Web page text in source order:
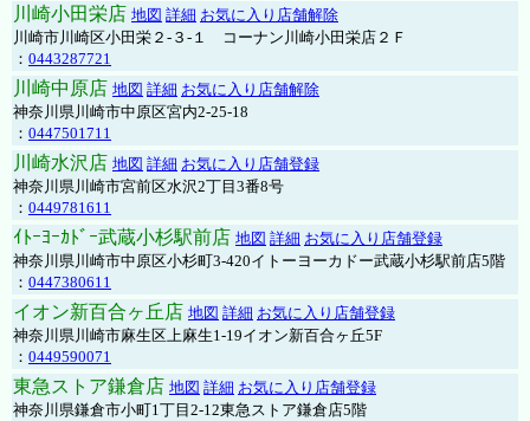
川崎小田栄店 地図 詳細 お気に入り店舗解除
川崎市川崎区小田栄２‐３‐１ コーナン川崎小田栄店２Ｆ
： 0443287721
川崎中原店 地図 詳細 お気に入り店舗解除
神奈川県川崎市中原区宮内2-25-18
： 0447501711
川崎水沢店 地図 詳細 お気に入り店舗登録
神奈川県川崎市宮前区水沢2丁目3番8号
： 0449781611
ｲﾄｰﾖｰｶﾄﾞｰ武蔵小杉駅前店 地図 詳細 お気に入り店舗登録
神奈川県川崎市中原区小杉町3-420イトーヨーカドー武蔵小杉駅前店5階
： 0447380611
イオン新百合ヶ丘店 地図 詳細 お気に入り店舗登録
神奈川県川崎市麻生区上麻生1-19イオン新百合ヶ丘5F
： 0449590071
東急ストア鎌倉店 地図 詳細 お気に入り店舗登録
神奈川県鎌倉市小町1丁目2-12東急ストア鎌倉店5階